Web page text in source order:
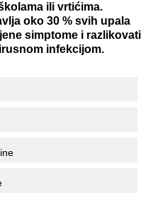
ili vrtićima.
oko 30 % svih upala
simptome i razlikovati
infekcijom.